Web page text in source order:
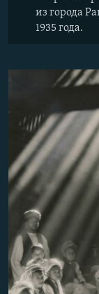
из города
1935 года.